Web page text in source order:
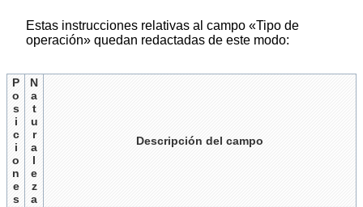
Estas instrucciones relativas al campo «Tipo de
operación» quedan redactadas de este modo:
P
o
s
i
c
i
o
n
e
s
N
a
t
u
r
a
l
e
z
a
Descripción del campo